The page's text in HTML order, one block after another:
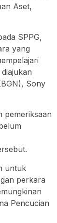
Aset,
SPPG,
yang
Sony
pemeriksaan
untuk
perkara
Pencucian